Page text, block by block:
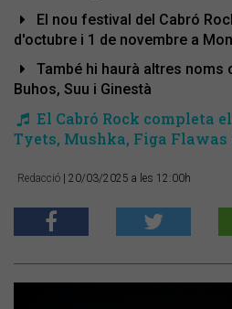
El nou festival del Cabró
d'octubre i 1 de novembre a
També hi haurà altres noms
Buhos, Suu i Ginestà
El Cabró Rock completa
Tyets, Mushka, Figa Flawas
Redacció | 20/03/2025 a les 12:00h